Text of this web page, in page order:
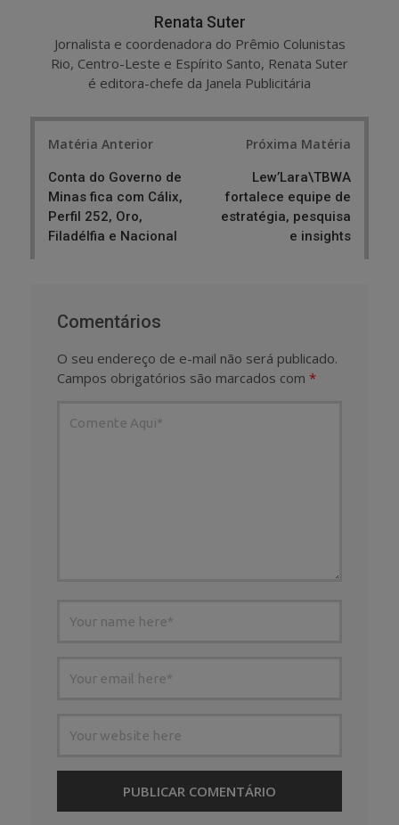
Renata Suter
Jornalista e coordenadora do Prêmio Colunistas
Rio, Centro-Leste e Espírito Santo, Renata Suter
é editora-chefe da Janela Publicitária
Matéria Anterior
Conta do Governo de
Minas fica com Cálix,
Perfil 252, Oro,
Filadélfia e Nacional
Próxima Matéria
Lew’Lara\TBWA
fortalece equipe de
estratégia, pesquisa
e insights
Comentários
O seu endereço de e-mail não será publicado.
Campos obrigatórios são marcados com *